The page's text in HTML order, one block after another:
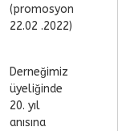
(promosyon
22.02 .2022)
Derneğimiz
üyeliğinde
20. yıl
anısına